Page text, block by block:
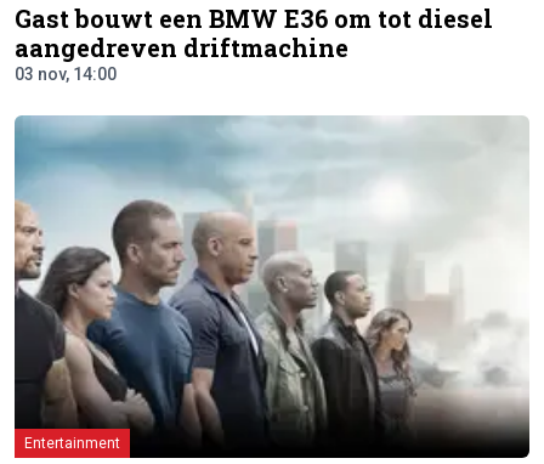
Gast bouwt een BMW E36 om tot diesel
aangedreven driftmachine
03 nov, 14:00
Entertainment